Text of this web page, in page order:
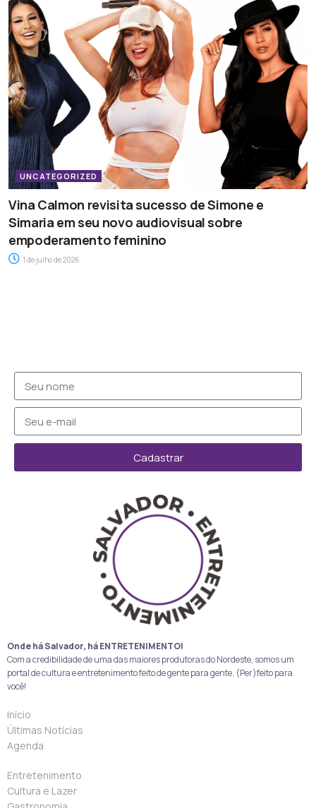
UNCATEGORIZED
Vina Calmon revisita sucesso de Simone e
Simaria em seu novo audiovisual sobre
empoderamento feminino
1 de julho de 2026
Cadastrar
Onde há Salvador, há ENTRETENIMENTO!
Com a credibilidade de uma das maiores produtoras do Nordeste, somos um
portal de cultura e entretenimento feito de gente para gente. (Per)feito para
você!
Início
Últimas Notícias
Agenda
Entretenimento
Cultura e Lazer